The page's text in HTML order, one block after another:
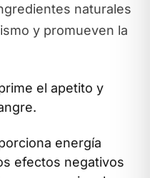
naturales
y promueven la
el apetito y
energía
efectos negativos